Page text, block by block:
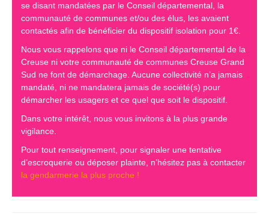
se disant mandatées par le Conseil départemental, la
communauté de communes et/ou des élus, les avaient
contactés afin de bénéficier du dispositif isolation pour 1€.
Nous vous rappelons que ni le Conseil départemental de la
Creuse ni votre communauté de communes Creuse Grand
Sud ne font de démarchage. Aucune collectivité n’a jamais
mandaté, ni ne mandatera jamais de société(s) pour
démarcher les usagers et ce quel que soit le dispositif.
Dans votre intérêt, nous vous invitons à la plus grande
vigilance.
Pour tout renseignement, pour signaler une tentative
d’escroquerie ou déposer plainte, n’hésitez pas à contacter
la gendarmerie la plus proche !